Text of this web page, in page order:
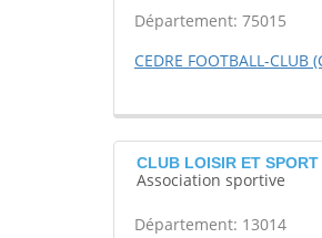
Département: 75015
CEDRE FOOTBALL-CLUB
CLUB LOISIR ET
Association sportive
Département: 13014